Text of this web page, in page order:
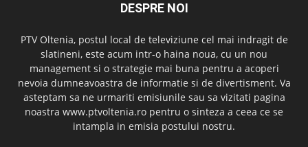
DESPRE NOI
PTV Oltenia, postul local de televiziune cel mai indragit de
slatineni, este acum intr-o haina noua, cu un nou
management si o strategie mai buna pentru a acoperi
nevoia dumneavoastra de informatie si de divertisment. Va
asteptam sa ne urmariti emisiunile sau sa vizitati pagina
noastra www.ptvoltenia.ro pentru o sinteza a ceea ce se
intampla in emisia postului nostru.